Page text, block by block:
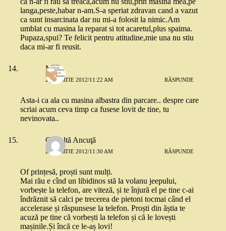
langa,peste,habar n-am.S-a speriat zdravan cand a vazut
ca sunt insarcinata dar nu mi-a folosit la nimic.Am
umblat cu masina la reparat si tot acaretul,plus spaima.
Pupaza,spui? Te felicit pentru atitudine,mie una nu stiu
daca mi-ar fi reusit.
M.
22 MARTIE 2012/11:22 AM RĂSPUNDE
Asta-i ca ala cu masina albastra din parcare.. despre care
scriai acum ceva timp ca fusese lovit de tine, tu
nevinovata..
Cealaltă Ancuţă
22 MARTIE 2012/11:30 AM RĂSPUNDE
Of prințesă, proști sunt mulți.
Mai rău e cînd un libidinos stă la volanu jeepului,
vorbește la telefon, are viteză, și te înjură el pe tine c-ai
îndrăznit să calci pe trecerea de pietoni tocmai când el
accelerase și răspunsese la telefon. Proști din ăștia te
acuză pe tine că vorbești la telefon și că le lovești
mașinile.Și încă ce le-aș lovi!